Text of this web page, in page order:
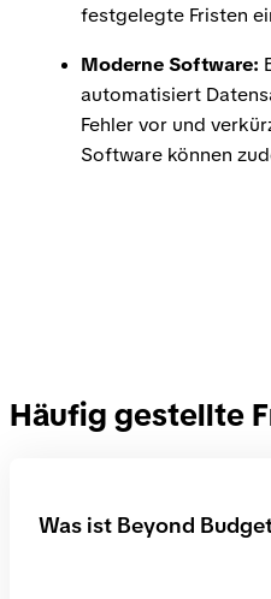
festgelegte Fristen
Moderne Software:
automatisiert
Fehler vor und
Software können
Häufig gestellte
Was ist Beyond